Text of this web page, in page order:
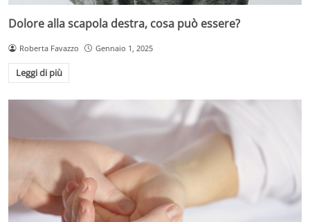
Dolore alla scapola destra, cosa può essere?
Roberta Favazzo Gennaio 1, 2025
Leggi di più